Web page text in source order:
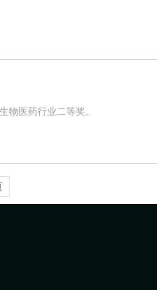
物医药行业二等奖。